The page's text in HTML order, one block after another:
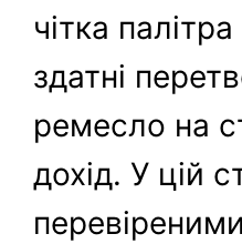
чітка
здатні
ремесло на
дохід. У цій